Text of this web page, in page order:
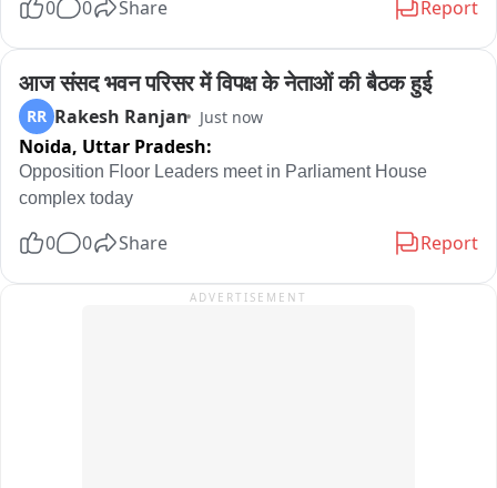
perform worship. Priest Anil Sharma conducted the rituals
released the crocodile back into the river.
0 0 Share Report
आज संसद भवन परिसर में विपक्ष के नेताओं की बैठक हुई
RR Rakesh Ranjan Just now
Noida, Uttar Pradesh:
Opposition Floor Leaders meet in Parliament House
complex today
0 0 Share Report
ADVERTISEMENT